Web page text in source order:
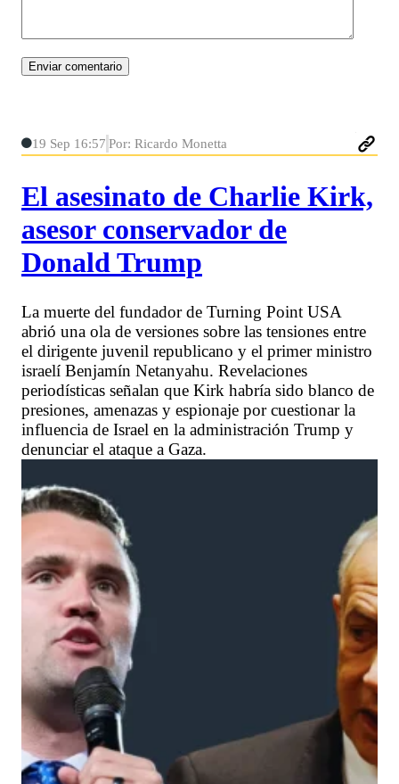
19 Sep 16:57 Por: Ricardo Monetta
El asesinato de Charlie Kirk,
asesor conservador de
Donald Trump
La muerte del fundador de Turning Point USA
abrió una ola de versiones sobre las tensiones entre
el dirigente juvenil republicano y el primer ministro
israelí Benjamín Netanyahu. Revelaciones
periodísticas señalan que Kirk habría sido blanco de
presiones, amenazas y espionaje por cuestionar la
influencia de Israel en la administración Trump y
denunciar el ataque a Gaza.